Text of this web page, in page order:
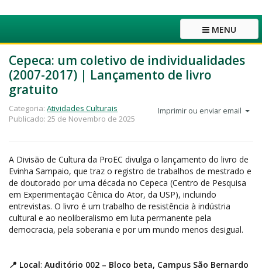
MENU
Cepeca: um coletivo de individualidades
(2007-2017) | Lançamento de livro
gratuito
Imprimir ou enviar email
Categoria: Atividades Culturais
Publicado: 25 de Novembro de 2025
A Divisão de Cultura da ProEC divulga o lançamento do livro de
Evinha Sampaio, que traz o registro de trabalhos de mestrado e
de doutorado por uma década no Cepeca (Centro de Pesquisa
em Experimentação Cênica do Ator, da USP), incluindo
entrevistas. O livro é um trabalho de resistência à indústria
cultural e ao neoliberalismo em luta permanente pela
democracia, pela soberania e por um mundo menos desigual.
📍 Local: Auditório 002 – Bloco beta, Campus São Bernardo